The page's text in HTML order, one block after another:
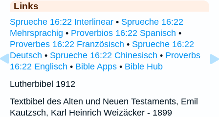
Links
Sprueche 16:22 Interlinear • Sprueche 16:22
Mehrsprachig • Proverbios 16:22 Spanisch •
Proverbes 16:22 Französisch • Sprueche 16:22
Deutsch • Sprueche 16:22 Chinesisch • Proverbs
16:22 Englisch • Bible Apps • Bible Hub
Lutherbibel 1912
Textbibel des Alten und Neuen Testaments, Emil
Kautzsch, Karl Heinrich Weizäcker - 1899